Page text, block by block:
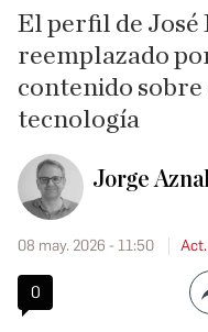
El perfil de José
reemplazado
contenido sobre
tecnología
Jorge
08 may. 2026 - 11:50
0